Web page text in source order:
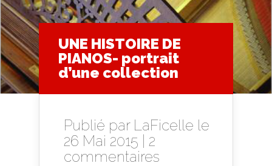
UNE HISTOIRE DE
PIANOS- portrait
d’une collection
Publié par LaFicelle le
26 Mai 2015 | 2
commentaires